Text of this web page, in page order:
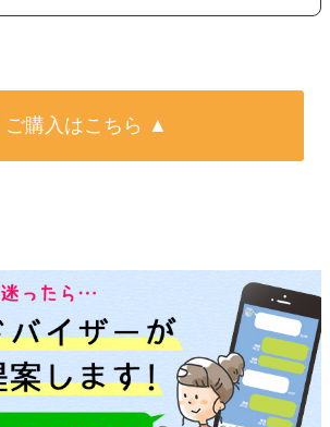
ご購入はこちら ▲